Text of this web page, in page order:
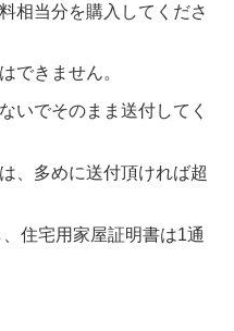
相当分を購入してくださ
できません。
いでそのまま送付してく
、多めに送付頂ければ超
住宅用家屋証明書は1通